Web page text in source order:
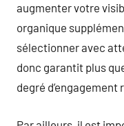
augmenter votre
organique
sélectionner avec
donc garantit plus
degré